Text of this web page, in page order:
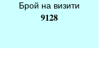
Брой на визити
9128